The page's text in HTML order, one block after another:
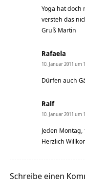
Yoga hat doch
versteh das
Gruß Martin
Rafaela
10. Januar 2011 um
Dürfen auch
Ralf
10. Januar 2011 um
Jeden Montag,
Herzlich
Schreibe einen